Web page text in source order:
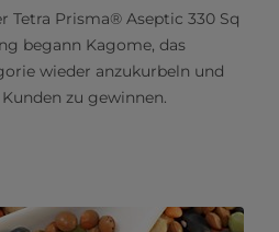
Tetra Prisma® Aseptic 330 Sq
begann Kagome, das
wieder anzukurbeln und
zu gewinnen.